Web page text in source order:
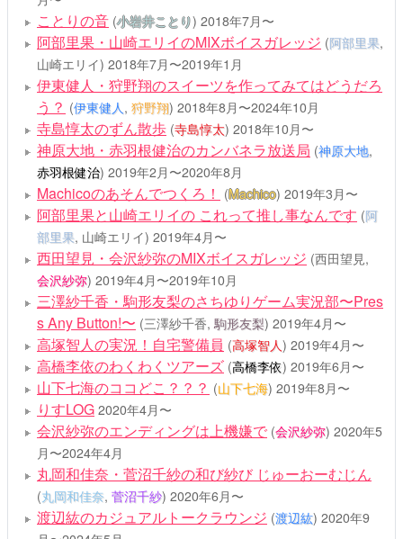
ことりの音 (小岩井ことり) 2018年7月〜
阿部里果・山崎エリイのMIXボイスガレッジ (阿部里果,
山崎エリイ) 2018年7月〜2019年1月
伊東健人・狩野翔のスイーツを作ってみてはどうだろ
う？ (伊東健人, 狩野翔) 2018年8月〜2024年10月
寺島惇太のずん散歩 (寺島惇太) 2018年10月〜
神原大地・赤羽根健治のカンバネラ放送局 (神原大地,
赤羽根健治) 2019年2月〜2020年8月
Machicoのあそんでつくろ！ (Machico) 2019年3月〜
阿部里果と山崎エリイの これって推し事なんです (阿
部里果, 山崎エリイ) 2019年4月〜
西田望見・会沢紗弥のMIXボイスガレッジ (西田望見,
会沢紗弥) 2019年4月〜2019年10月
三澤紗千香・駒形友梨のさちゆりゲーム実況部〜Pres
s Any Button!〜 (三澤紗千香,駒形友梨) 2019年4月〜
高塚智人の実況！自宅警備員 (高塚智人) 2019年4月〜
高橋李依のわくわくツアーズ (高橋李依) 2019年6月〜
山下七海のココどこ？？？ (山下七海) 2019年8月〜
りすLOG 2020年4月〜
会沢紗弥のエンディングは上機嫌で (会沢紗弥) 2020年5
月〜2024年4月
丸岡和佳奈・菅沼千紗の和び紗び じゅーおーむじん
(丸岡和佳奈, 菅沼千紗) 2020年6月〜
渡辺紘のカジュアルトークラウンジ (渡辺紘) 2020年9